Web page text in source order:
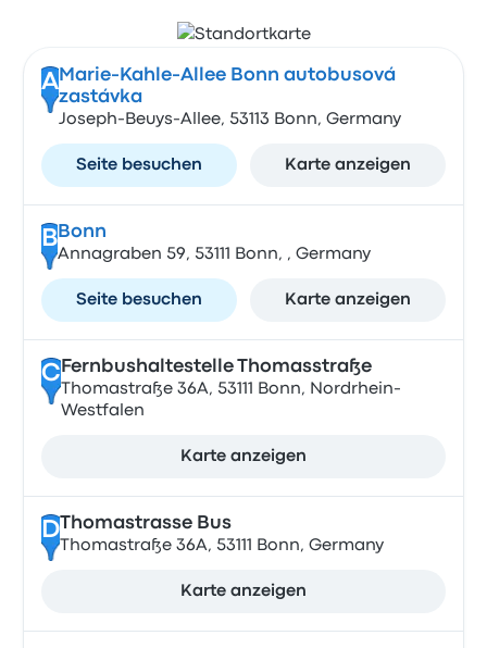
A Marie-Kahle-Allee Bonn autobusová
zastávka
Joseph-Beuys-Allee, 53113 Bonn, Germany
Seite besuchen Karte anzeigen
B Bonn
Annagraben 59, 53111 Bonn, , Germany
Seite besuchen Karte anzeigen
CFernbushaltestelle Thomasstraße
Thomastraße 36A, 53111 Bonn, Nordrhein-
Westfalen
Karte anzeigen
DThomastrasse Bus
Thomastraße 36A, 53111 Bonn, Germany
Karte anzeigen